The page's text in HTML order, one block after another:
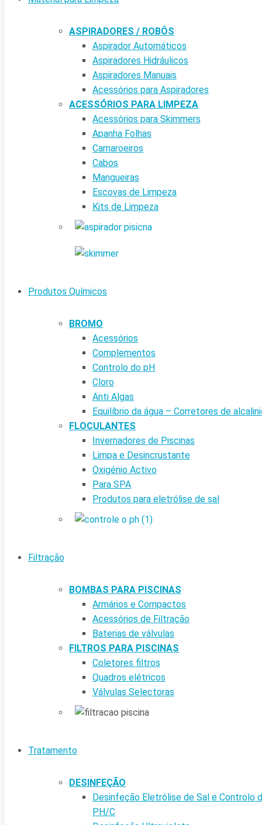
ASPIRADORES / ROBÔS
Aspirador Automáticos
Aspiradores Hidráulicos
Aspiradores Manuais
Acessórios para Aspiradores
ACESSÓRIOS PARA LIMPEZA
Acessórios para Skimmers
Apanha Folhas
Camaroeiros
Cabos
Mangueiras
Escovas de Limpeza
Kits de Limpeza
Produtos Químicos
BROMO
Acessórios
Complementos
Controlo do pH
Cloro
Anti Algas
Equilíbrio da água – Corretores de
FLOCULANTES
Invernadores de Piscinas
Limpa e Desincrustante
Oxigénio Activo
Para SPA
Produtos para eletrólise de sal
Filtração
BOMBAS PARA PISCINAS
Armários e Compactos
Acessórios de Filtração
Baterias de válvulas
FILTROS PARA PISCINAS
Coletores filtros
Quadros elétricos
Válvulas Selectoras
Tratamento
DESINFEÇÃO
Desinfeção Eletrólise de Sal e Controlo
PH/C